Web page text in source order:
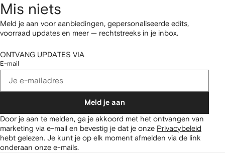
Mis niets
Meld je aan voor aanbiedingen, gepersonaliseerde edits,
voorraad updates en meer — rechtstreeks in je inbox.
ONTVANG UPDATES VIA
E-mail
Meld je aan
Door je aan te melden, ga je akkoord met het ontvangen van
marketing via e-mail en bevestig je dat je onze Privacybeleid
hebt gelezen. Je kunt je op elk moment afmelden via de link
onderaan onze e-mails.